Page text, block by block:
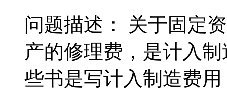
问题描述： 关于固定
产的修理费，是计入
些书是写计入制造费